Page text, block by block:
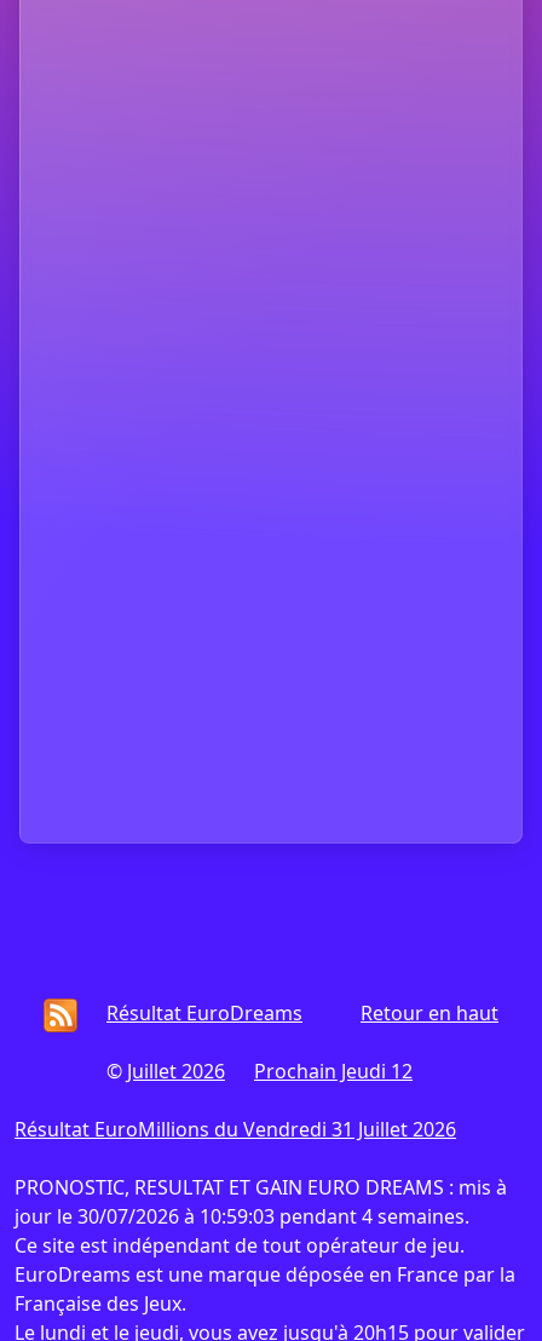
Retour en haut
Résultat EuroDreams
© Juillet 2026 Prochain Jeudi 12
Résultat EuroMillions du Vendredi 31 Juillet 2026
PRONOSTIC, RESULTAT ET GAIN EURO DREAMS : mis à
jour le 30/07/2026 à 10:59:03 pendant 4 semaines.
Ce site est indépendant de tout opérateur de jeu.
EuroDreams est une marque déposée en France par la
Française des Jeux.
Le lundi et le jeudi, vous avez jusqu'à 20h15 pour valider